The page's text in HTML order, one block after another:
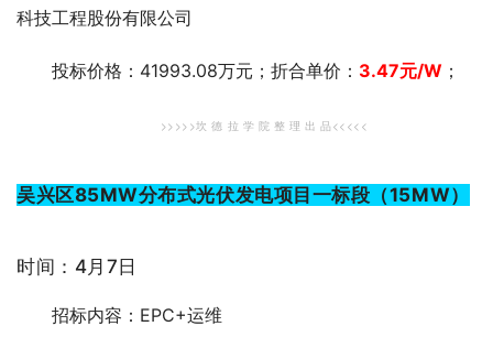
科技工程股份有限公司
投标价格：41993.08万元；折合单价： 3.47元/W ；
>>>>>坎 德 拉 学 院 整 理 出 品<<<<<
吴兴区85MW分布式光伏发电项目一标段（15MW）
时间：4月7日
招标内容：EPC+运维